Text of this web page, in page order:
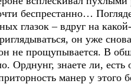
беспрестанно…
глазок – вдруг на
он уже
прощупывается. В
Орднунг, знаете ли,
манер у этого